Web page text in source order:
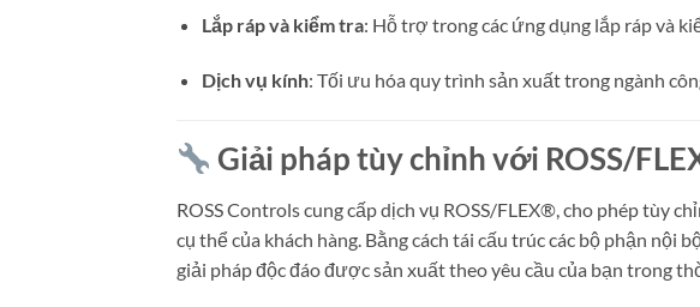
Lắp ráp và kiểm tra: Hỗ trợ trong các ứng dụng lắp ráp và
Dịch vụ kính: Tối ưu hóa quy trình sản xuất trong ngành
Giải pháp tùy chỉnh với ROSS/
ROSS Controls cung cấp dịch vụ ROSS/FLEX®, cho phép tùy
cụ thể của khách hàng. Bằng cách tái cấu trúc các bộ phận nội
giải pháp độc đáo được sản xuất theo yêu cầu của bạn trong